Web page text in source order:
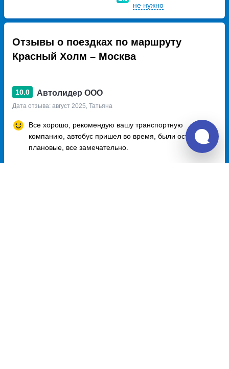
не нужно
Отзывы о поездках по маршруту
Красный Холм – Москва
10.0 Автолидер ООО
Дата отзыва: август 2025, Татьяна
Все хорошо, рекомендую вашу транспортную
компанию, автобус пришел во время, были остановки
плановые, все замечательно.